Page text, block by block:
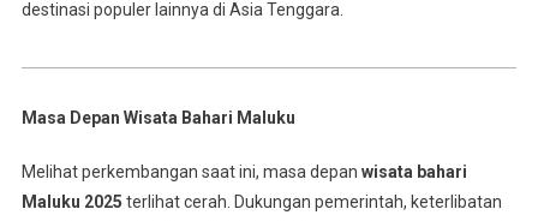
destinasi populer lainnya di Asia Tenggara.
Masa Depan Wisata Bahari Maluku
Melihat perkembangan saat ini, masa depan wisata bahari
Maluku 2025 terlihat cerah. Dukungan pemerintah, keterlibatan